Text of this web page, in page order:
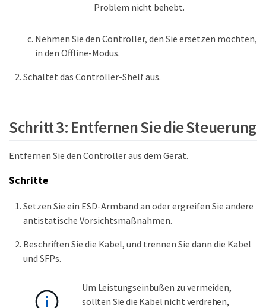
Problem nicht behebt.
Nehmen Sie den Controller, den Sie ersetzen möchten,
in den Offline-Modus.
Schaltet das Controller-Shelf aus.
Schritt 3: Entfernen Sie die Steuerung
Entfernen Sie den Controller aus dem Gerät.
Schritte
Setzen Sie ein ESD-Armband an oder ergreifen Sie andere
antistatische Vorsichtsmaßnahmen.
Beschriften Sie die Kabel, und trennen Sie dann die Kabel
und SFPs.
Um Leistungseinbußen zu vermeiden,
sollten Sie die Kabel nicht verdrehen,